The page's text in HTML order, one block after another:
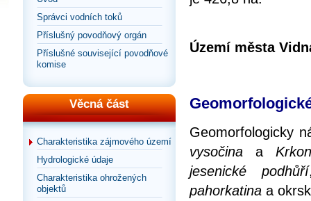
Správci vodních toků
Příslušný povodňový orgán
Příslušné související povodňové
komise
Věcná část
Charakteristika zájmového území
Hydrologické údaje
Charakteristika ohrožených
objektů
Území města
Geomorfologicky
vysočina a
jesenické podhůří
pahorkatina a